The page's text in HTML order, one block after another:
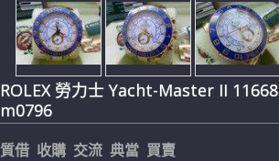
ROLEX 勞力士 Yacht-Master II
m0796
質借 收購 交流 典當 買賣